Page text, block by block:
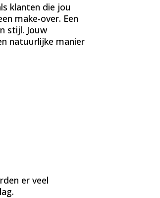
klanten die jou
make-over. Een
stijl. Jouw
natuurlijke manier
er veel